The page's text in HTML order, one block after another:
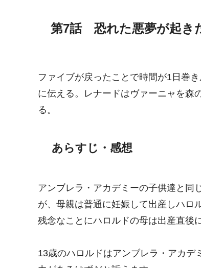
第7話 恐れた悪夢が起き
ファイブが戻ったことで時間が1日巻
に伝える。レナードはヴァーニャを森
る。
あらすじ・感想
アンブレラ・アカデミーの子供達と同
が、母親は普通に妊娠して出産しハロ
残念なことにハロルドの母は出産直後
13歳のハロルドはアンブレラ・アカ